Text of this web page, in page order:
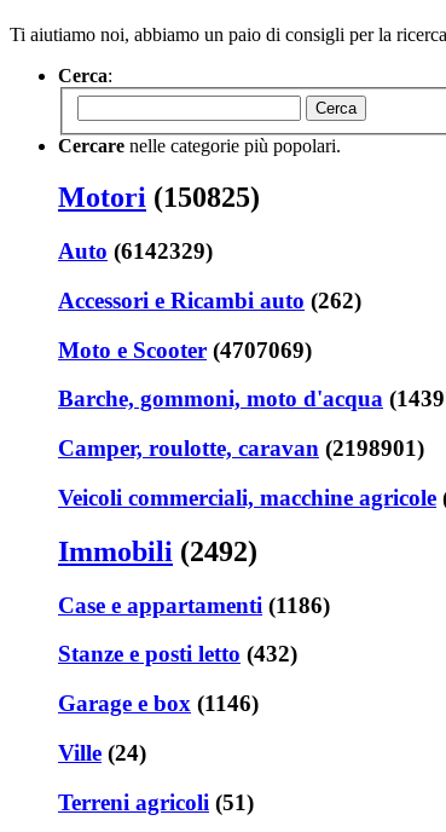
Ti aiutiamo noi, abbiamo un paio di consigli per la ricerca
Cerca:
Cerca
Cercare nelle categorie più popolari.
Motori (150825)
Auto (6142329)
Accessori e Ricambi auto (262)
Moto e Scooter (4707069)
Barche, gommoni, moto d'acqua
Camper, roulotte, caravan (2198901)
Veicoli commerciali, macchine agricole
Immobili (2492)
Case e appartamenti (1186)
Stanze e posti letto (432)
Garage e box (1146)
Ville (24)
Terreni agricoli (51)